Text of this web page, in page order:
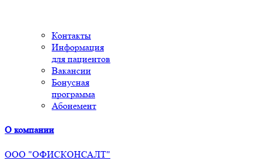
Контакты
Информация
для пациентов
Вакансии
Бонусная
программа
Абонемент
О компании
ООО "ОФИСКОНСАЛТ"